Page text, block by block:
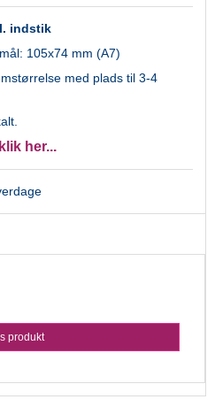
indstik
105x74 mm (A7)
med plads til 3-4
her...
produkt